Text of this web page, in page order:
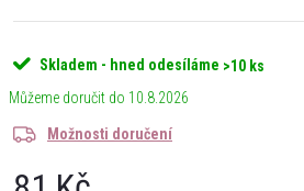
Skladem - hned odesíláme >10 ks
10.8.2026
Možnosti doručení